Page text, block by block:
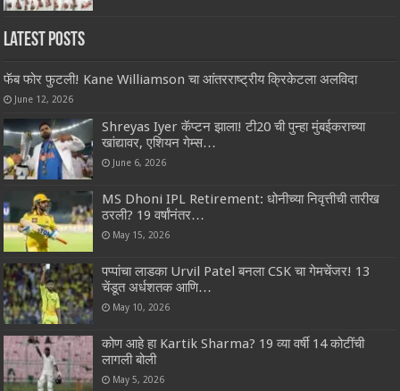
Latest Posts
फॅब फोर फुटली! Kane Williamson चा आंतरराष्ट्रीय क्रिकेटला अलविदा
June 12, 2026
Shreyas Iyer कॅप्टन झाला! टी20 ची पुन्हा मुंबईकराच्या
खांद्यावर, एशियन गेम्स…
June 6, 2026
MS Dhoni IPL Retirement: धोनीच्या निवृत्तीची तारीख
ठरली? 19 वर्षांनंतर…
May 15, 2026
पप्पांचा लाडका Urvil Patel बनला CSK चा गेमचेंजर! 13
चेंडूत अर्धशतक आणि…
May 10, 2026
कोण आहे हा Kartik Sharma? 19 व्या वर्षी 14 कोटींची
लागली बोली
May 5, 2026